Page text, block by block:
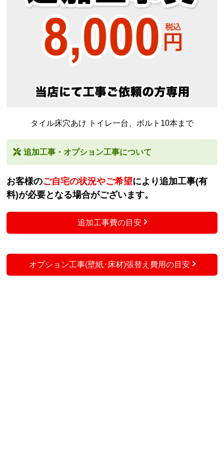
タイル床穴あけ トイレ一台、ボルト10本まで
追加工事・オプション工事について
お客様のご自宅の状況やご希望により追加工事(有
料)が必要となる場合がございます。
追加工事費の目安
オプション工事(壁紙･床材)張替え費用の目安